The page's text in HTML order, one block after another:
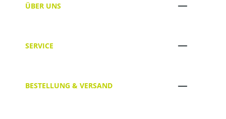
ÜBER UNS
SERVICE
BESTELLUNG & VERSAND